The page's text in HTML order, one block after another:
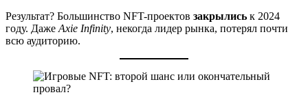
Результат? Большинство NFT-проектов закрылись к 2024
году. Даже Axie Infinity, некогда лидер рынка, потерял почти
всю аудиторию.